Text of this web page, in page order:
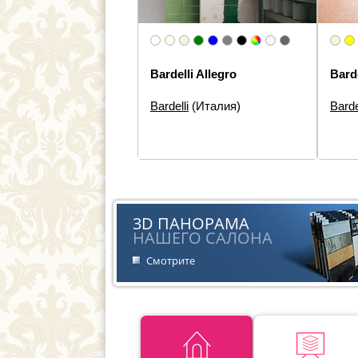
Bardelli Allegro
Размеры:20×60, 20×20
Bardelli (Италия)
Типы
3D ПАНОРАМА
НАШЕГО САЛОНА
Смотрите